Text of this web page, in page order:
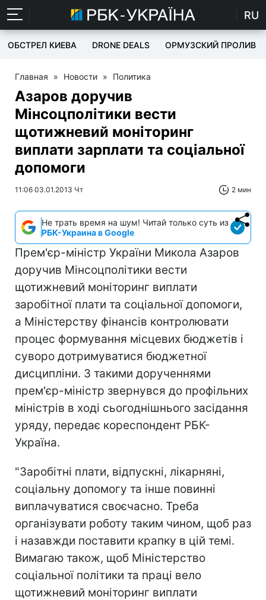
RU
ОБСТРЕЛ КИЕВА DRONE DEALS ОРМУЗСКИЙ ПРОЛИВ
Главная » Новости » Политика
Азаров доручив
Мінсоцполітики вести
щотижневий моніторинг
виплати зарплати та соціальної
допомоги
11:06 03.01.2013 Чт 2 мин
Не трать время на шум! Читай только суть из
РБК-Украина в Google
Прем'єр-міністр України Микола Азаров
доручив Мінсоцполітики вести
щотижневий моніторинг виплати
заробітної плати та соціальної допомоги,
а Міністерству фінансів контролювати
процес формування місцевих бюджетів і
суворо дотримуватися бюджетної
дисципліни. З такими дорученнями
прем'єр-міністр звернувся до профільних
міністрів в ході сьогоднішнього засідання
уряду, передає кореспондент РБК-
Україна.
"Заробітні плати, відпускні, лікарняні,
соціальну допомогу та інше повинні
виплачуватися своєчасно. Треба
організувати роботу таким чином, щоб раз
і назавжди поставити крапку в цій темі.
Вимагаю також, щоб Міністерство
соціальної політики та праці вело
щотижневий моніторинг виплати